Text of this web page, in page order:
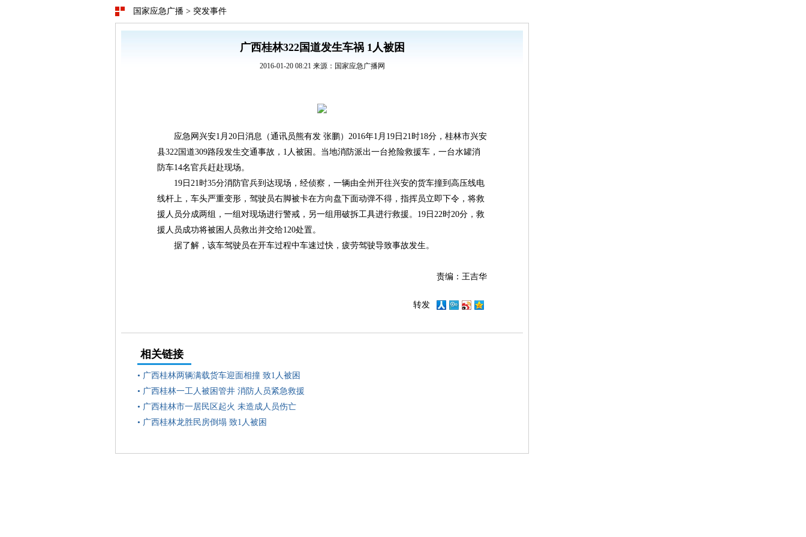
国家应急广播 > 突发事件
广西桂林322国道发生车祸 1人被困
2016-01-20 08:21 来源：国家应急广播网
应急网兴安1月20日消息（通讯员熊有发 张鹏）2016年1月19日21时18分，桂林市兴安
县322国道309路段发生交通事故，1人被困。当地消防派出一台抢险救援车，一台水罐消
防车14名官兵赶赴现场。
19日21时35分消防官兵到达现场，经侦察，一辆由全州开往兴安的货车撞到高压线电
线杆上，车头严重变形，驾驶员右脚被卡在方向盘下面动弹不得，指挥员立即下令，将救
援人员分成两组，一组对现场进行警戒，另一组用破拆工具进行救援。19日22时20分，救
援人员成功将被困人员救出并交给120处置。
据了解，该车驾驶员在开车过程中车速过快，疲劳驾驶导致事故发生。
责编：王吉华
转发
相关链接
• 广西桂林两辆满载货车迎面相撞 致1人被困
• 广西桂林一工人被困管井 消防人员紧急救援
• 广西桂林市一居民区起火 未造成人员伤亡
• 广西桂林龙胜民房倒塌 致1人被困